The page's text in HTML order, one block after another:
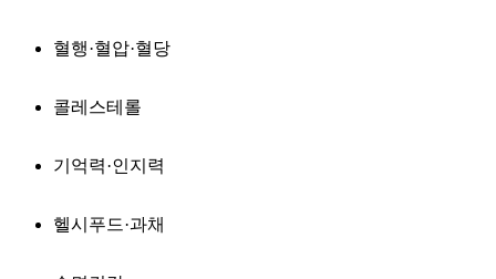
혈행·혈압·혈당
콜레스테롤
기억력·인지력
헬시푸드·과채